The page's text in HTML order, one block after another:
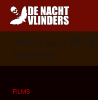
Volg ons op: 📣 RSS 📰
Nieuwsbrief
FILMS